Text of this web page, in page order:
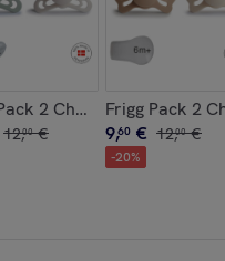
Silicona Lucky
2 Chupetes Anat.
12,00 €
Frigg Pack 2
9,60 € 12,00 €
-20%